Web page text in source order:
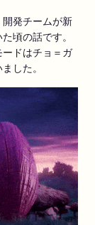
発チームが新
頃の話です。
ードはチョ＝ガ
した。